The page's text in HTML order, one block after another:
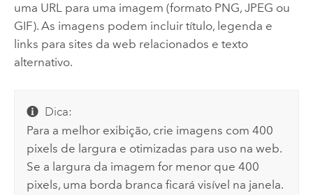
uma URL para uma imagem (formato PNG, JPEG ou
GIF). As imagens podem incluir título, legenda e
links para sites da web relacionados e texto
alternativo.
Dica:
Para a melhor exibição, crie imagens com 400
pixels de largura e otimizadas para uso na web.
Se a largura da imagem for menor que 400
pixels, uma borda branca ficará visível na janela.